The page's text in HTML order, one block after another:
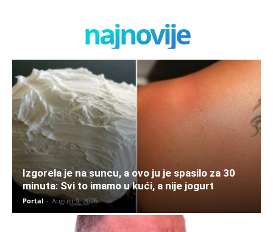
najnovije
Izgorela je na suncu, a ovo ju je spasilo za 30
minuta: Svi to imamo u kući, a nije jogurt
Portal - August 9, 2026